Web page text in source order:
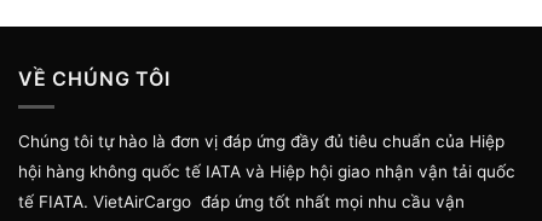
VỀ CHÚNG TÔI
Chúng tôi tự hào là đơn vị đáp ứng đầy đủ tiêu chuẩn của Hiệp
hội hàng không quốc tế IATA và Hiệp hội giao nhận vận tải quốc
tế FIATA. VietAirCargo đáp ứng tốt nhất mọi nhu cầu vận